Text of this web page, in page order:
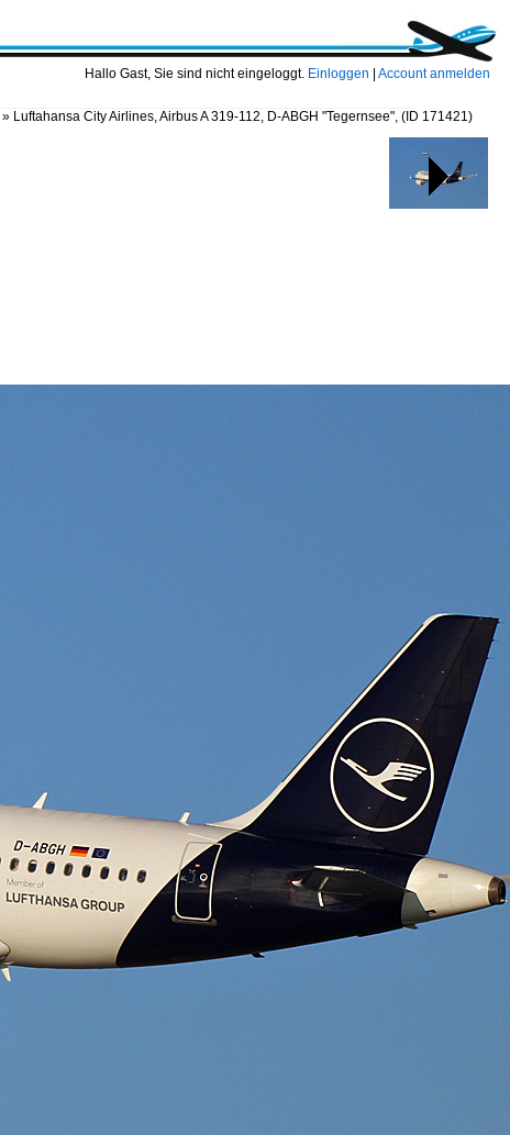
Hallo Gast, Sie sind nicht eingeloggt. Einloggen Account anmelden
» Luftahansa City Airlines, Airbus A 319-112, D-ABGH "Tegernsee", (ID 171421)